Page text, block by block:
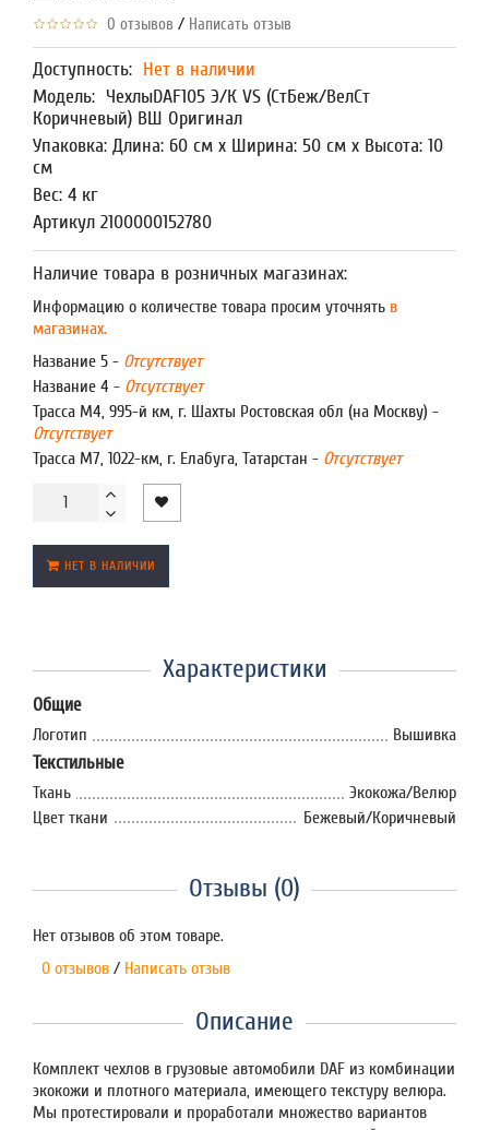
0 отзывов / Написать отзыв
Доступность: Нет в наличии
Модель: ЧехлыDAF105 Э/К VS (СтБеж/ВелСт
Коричневый) ВШ Оригинал
Упаковка: Длина: 60 см x Ширина: 50 см x Высота: 10
см
Вес: 4 кг
Артикул 2100000152780
Наличие товара в розничных магазинах:
Информацию о количестве товара просим уточнять в
магазинах.
Название 5 - Отсутствует
Название 4 - Отсутствует
Трасса М4, 995-й км, г. Шахты Ростовская обл (на Москву) -
Отсутствует
Трасса М7, 1022-км, г. Елабуга, Татарстан - Отсутствует
НЕТ В НАЛИЧИИ
Характеристики
Общие
Логотип Вышивка
Текстильные
Ткань
Экокожа/Велюр
Цвет ткани
Бежевый/Коричневый
Отзывы (0)
Нет отзывов об этом товаре.
0 отзывов / Написать отзыв
Описание
Комплект чехлов в грузовые автомобили DAF из комбинации
экокожи и плотного материала, имеющего текстуру велюра.
Мы протестировали и проработали множество вариантов